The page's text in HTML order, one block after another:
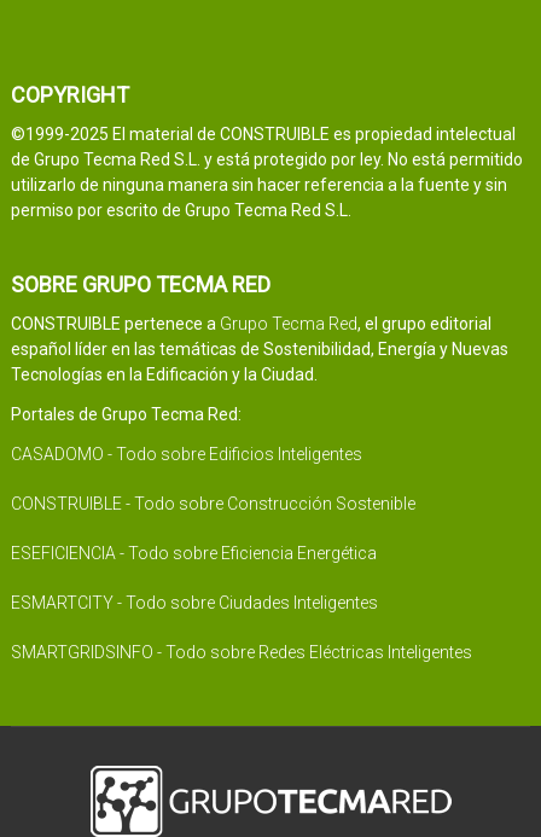
COPYRIGHT
©1999-2025 El material de CONSTRUIBLE es propiedad intelectual
de Grupo Tecma Red S.L. y está protegido por ley. No está permitido
utilizarlo de ninguna manera sin hacer referencia a la fuente y sin
permiso por escrito de Grupo Tecma Red S.L.
SOBRE GRUPO TECMA RED
CONSTRUIBLE pertenece a Grupo Tecma Red, el grupo editorial
español líder en las temáticas de Sostenibilidad, Energía y Nuevas
Tecnologías en la Edificación y la Ciudad.
Portales de Grupo Tecma Red:
CASADOMO - Todo sobre Edificios Inteligentes
CONSTRUIBLE - Todo sobre Construcción Sostenible
ESEFICIENCIA - Todo sobre Eficiencia Energética
ESMARTCITY - Todo sobre Ciudades Inteligentes
SMARTGRIDSINFO - Todo sobre Redes Eléctricas Inteligentes